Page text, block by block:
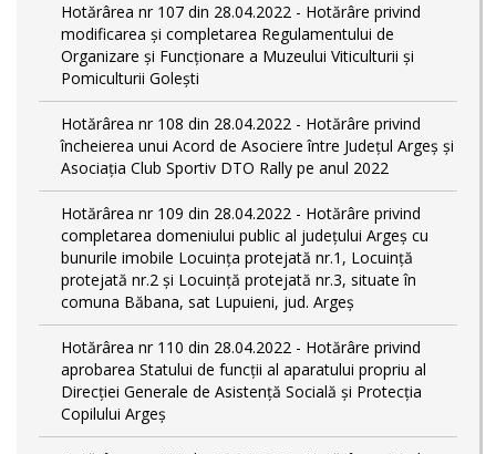
Hotărârea nr 107 din 28.04.2022 - Hotărâre privind
modificarea și completarea Regulamentului de
Organizare și Funcționare a Muzeului Viticulturii și
Pomiculturii Golești
Hotărârea nr 108 din 28.04.2022 - Hotărâre privind
încheierea unui Acord de Asociere între Județul Argeș și
Asociația Club Sportiv DTO Rally pe anul 2022
Hotărârea nr 109 din 28.04.2022 - Hotărâre privind
completarea domeniului public al judeţului Argeş cu
bunurile imobile Locuința protejată nr.1, Locuință
protejată nr.2 și Locuință protejată nr.3, situate în
comuna Băbana, sat Lupuieni, jud. Argeș
Hotărârea nr 110 din 28.04.2022 - Hotărâre privind
aprobarea Statului de funcții al aparatului propriu al
Direcției Generale de Asistență Socială și Protecția
Copilului Argeș